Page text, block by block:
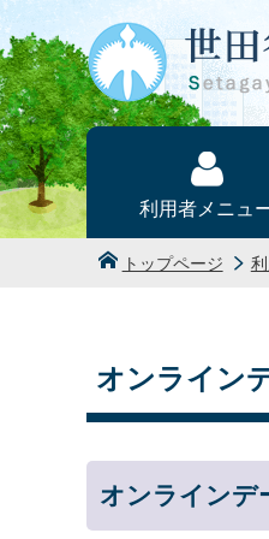
本文へ
利用者メニュ
トップページ
オンライン
オンラインデ